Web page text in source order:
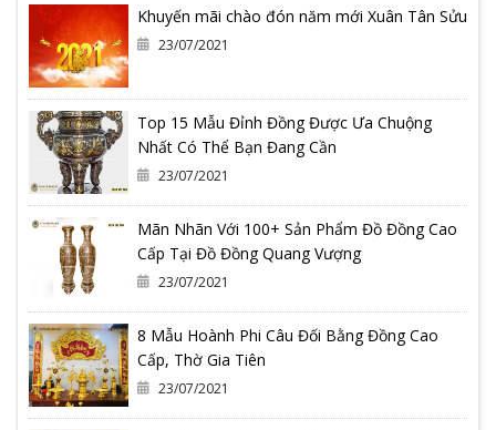
Khuyến mãi chào đón năm mới Xuân Tân Sửu
23/07/2021
Top 15 Mẫu Đỉnh Đồng Được Ưa Chuộng
Nhất Có Thể Bạn Đang Cần
23/07/2021
Mãn Nhãn Với 100+ Sản Phẩm Đồ Đồng Cao
Cấp Tại Đồ Đồng Quang Vượng
23/07/2021
8 Mẫu Hoành Phi Câu Đối Bằng Đồng Cao
Cấp, Thờ Gia Tiên
23/07/2021